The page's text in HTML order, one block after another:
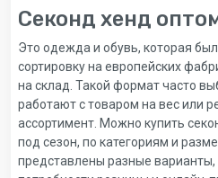
Секонд хенд
Это одежда и обувь, которая
сортировку на европейских
на склад. Такой формат часто
работают с товаром на вес или
ассортимент. Можно купить
под сезон, по категориям и
представлены разные